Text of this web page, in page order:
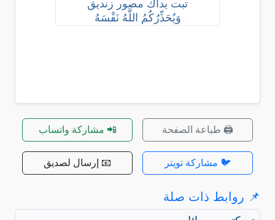
تبت يداك مصور زنديق
وَيُحَذِّرُكُمُ اللَّهُ نَفْسَهُ
🖨️ طباعة الصفحة 📲 مشاركة واتساب
🐦 مشاركة تويتر 📧 إرسال لصديق
📌 روابط ذات صلة